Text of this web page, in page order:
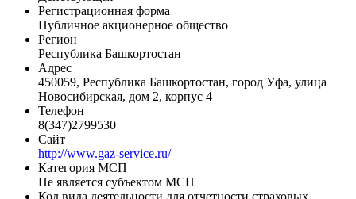
Наименование организации
ПАО "ГАЗПРОМ ГАЗОРАСПРЕДЕЛЕНИЕ УФА"
Статус организации
Действующая
Регистрационная форма
Публичное акционерное общество
Регион
Республика Башкортостан
Адрес
450059, Республика Башкортостан, город Уфа, улица
Новосибирская, дом 2, корпус 4
Телефон
8(347)2799530
Сайт